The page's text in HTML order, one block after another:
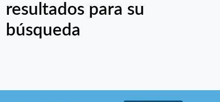
resultados para su
búsqueda